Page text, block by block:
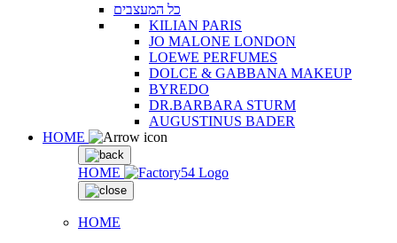
כל המעצבים
KILIAN PARIS
JO MALONE LONDON
LOEWE PERFUMES
DOLCE & GABBANA MAKEUP
BYREDO
DR.BARBARA STURM
AUGUSTINUS BADER
HOME
HOME
HOME